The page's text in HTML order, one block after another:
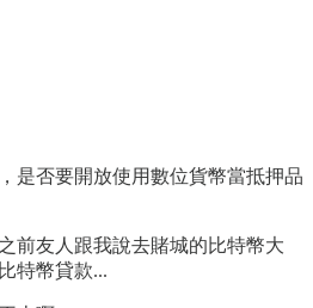
是否要開放使用數位貨幣當抵押品
前友人跟我說去賭城的比特幣大
特幣貸款...